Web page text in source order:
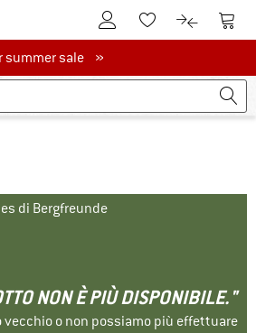
Al conto clienteAlla lista
Al Al
sale
summer sale »
di Bergfreunde
NON È PIÙ DISPONIBILE."
vecchio o non possiamo più effettuare